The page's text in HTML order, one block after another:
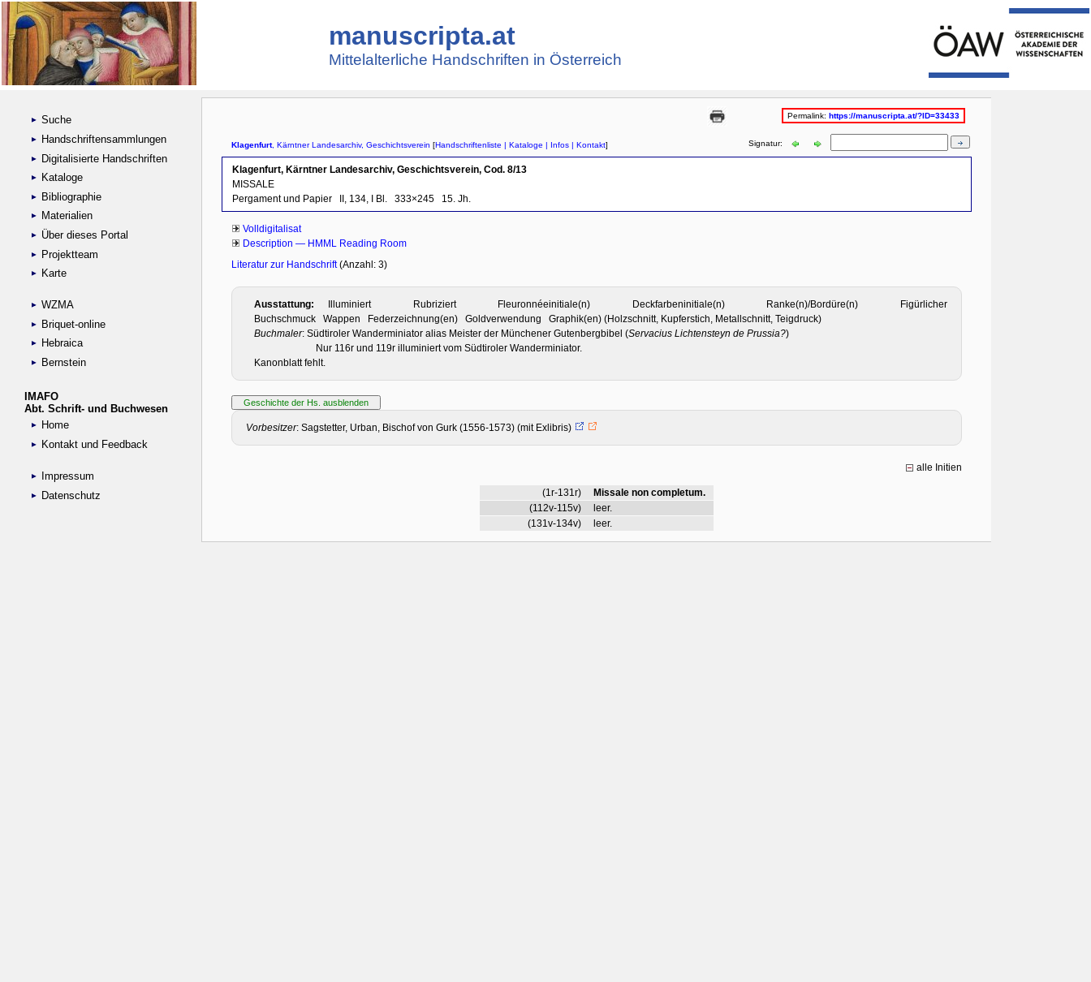
manuscripta.at
Mittelalterliche Handschriften in Österreich
Suche
Handschriftensammlungen
Digitalisierte Handschriften
Kataloge
Bibliographie
Materialien
Über dieses Portal
Projektteam
Karte
WZMA
Briquet-online
Hebraica
Bernstein
IMAFO
Abt. Schrift- und Buchwesen
Home
Kontakt und Feedback
Impressum
Datenschutz